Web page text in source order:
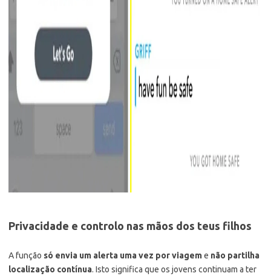
Privacidade e controlo nas mãos dos teus filhos
A função só envia um alerta uma vez por viageme não partilha
localização contínua. Isto significa que os jovens continuam a ter